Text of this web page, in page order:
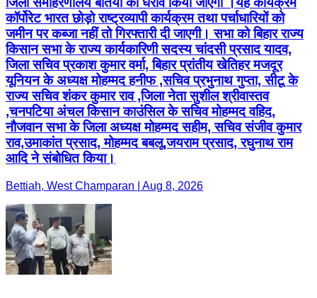
कॉर्पोरेट भारत छोड़ो राष्ट्रव्यापी कार्यक्रम तथा पर्चाधारियों को
जमीन पर कब्जा नहीं तो गिरफ्तारी दी जाएगी। सभा को बिहार राज्य
किसान सभा के राज्य कार्यकारिणी सदस्य चांदसी प्रसाद यादव,
जिला सचिव प्रकाश कुमार वर्मा, बिहार प्रांतीय खेतिहर मजदूर
यूनियन के अध्यक्ष मोहम्मद हनीफ ,सचिव प्रभुनाथ गुप्ता, सीटू के
राज्य सचिव शंकर कुमार राव ,जिला नेता सुशील श्रीवास्तव
,चनपटिया अंचल किसान काउंसिल के सचिव मोहम्मद वहिद,
नौजवान सभा के जिला अध्यक्ष मोहम्मद सहीम, सचिव संजीव कुमार
राव,उमाकांत प्रसाद, मोहम्मद बबलू,जयराम प्रसाद, रघुनाथ राम
आदि ने संबोधित किया।
Bettiah, West Champaran | Aug 8, 2026